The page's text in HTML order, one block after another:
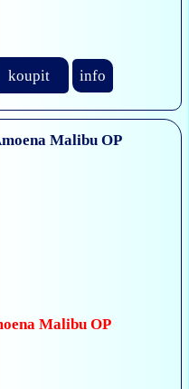
koupit info
Malibu OP